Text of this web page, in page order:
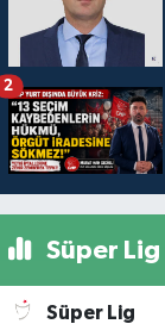
2
Süper
Süper Lig